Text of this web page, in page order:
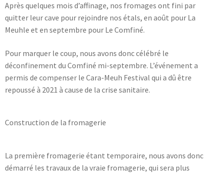
Après quelques mois d’affinage, nos fromages ont fini par
quitter leur cave pour rejoindre nos étals, en août pour La
Meuhle et en septembre pour Le Comfiné.
Pour marquer le coup, nous avons donc célébré le
déconfinement du Comfiné mi-septembre. L’événement a
permis de compenser le Cara-Meuh Festival qui a dû être
repoussé à 2021 à cause de la crise sanitaire.
Construction de la fromagerie
La première fromagerie étant temporaire, nous avons donc
démarré les travaux de la vraie fromagerie, qui sera plus